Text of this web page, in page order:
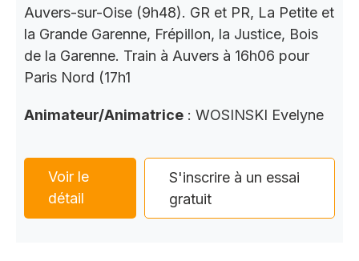
Auvers-sur-Oise (9h48). GR et PR, La Petite et
la Grande Garenne, Frépillon, la Justice, Bois
de la Garenne. Train à Auvers à 16h06 pour
Paris Nord (17h1
Animateur/Animatrice : WOSINSKI Evelyne
Voir le
détail
S'inscrire à un essai
gratuit